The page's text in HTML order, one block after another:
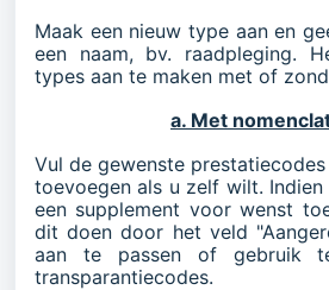
Maak een nieuw type aan en
een naam, bv. raadpleging.
types aan te maken met of
a. Met
Vul de gewenste
toevoegen als u zelf wilt.
een supplement voor wenst
dit doen door het veld
aan te passen of gebruik
transparantiecodes.